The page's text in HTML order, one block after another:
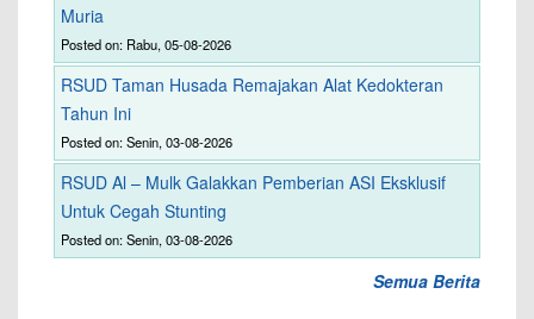
Muria
Posted on: Rabu, 05-08-2026
RSUD Taman Husada Remajakan Alat Kedokteran
Tahun Ini
Posted on: Senin, 03-08-2026
RSUD Al – Mulk Galakkan Pemberian ASI Eksklusif
Untuk Cegah Stunting
Posted on: Senin, 03-08-2026
Semua Berita